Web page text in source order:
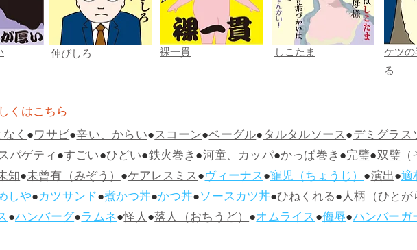
伸びしろ 裸一貫 しこたま
ケツ
る
くはこちら
く●ワサビ●辛い、からい●スコーン●ベーグル●タルタルソース●デミグラス
パゲティ●すごい●ひどい●鉄火巻き●河童、カッパ●かっぱ巻き●完璧●双璧（
知●未曾有（みぞう）●ケアレスミス●ヴィーナス●寵児（ちょうじ）●演出●適
しや●カツサンド●煮かつ丼●かつ丼●ソースカツ丼●ひねくれる●人柄（ひとが
●ハンバーグ●ラムネ●怪人●落人（おちうど）●オムライス●侮辱●ハンバーガ